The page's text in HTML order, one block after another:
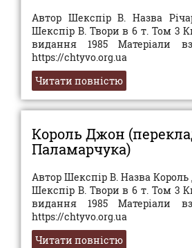
Автор Шекспір В. Назва
Шекспір В. Твори в 6 т. Том 3
видання 1985 Матеріали
https://chtyvo.org.ua
Читати повністю
Король Джон
Паламарчука)
Автор Шекспір В. Назва
Шекспір В. Твори в 6 т. Том 3
видання 1985 Матеріали
https://chtyvo.org.ua
Читати повністю